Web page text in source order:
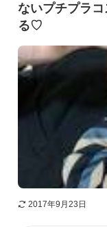
ないプチプラ
る♡
2017年9月23日